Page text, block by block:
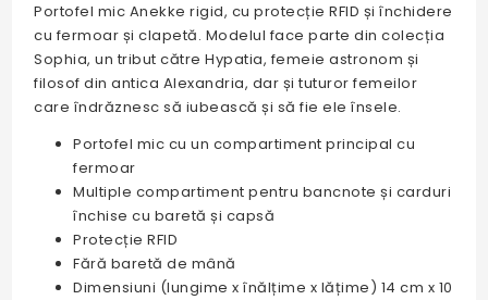
Portofel mic Anekke rigid, cu protecție RFID și închidere
cu fermoar și clapetă. Modelul face parte din colecția
Sophia, un tribut către Hypatia, femeie astronom și
filosof din antica Alexandria, dar și tuturor femeilor
care îndrăznesc să iubească și să fie ele însele.
Portofel mic cu un compartiment principal cu
fermoar
Multiple compartiment pentru bancnote și carduri
închise cu baretă și capsă
Protecție RFID
Fără baretă de mână
Dimensiuni (lungime x înălțime x lățime) 14 cm x 10